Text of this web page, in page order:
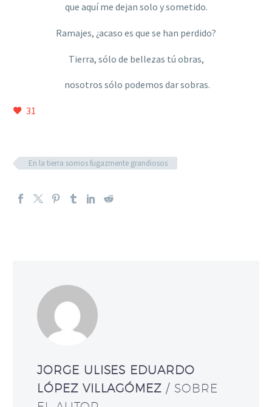
que aquí me dejan solo y sometido.
Ramajes, ¿acaso es que se han perdido?
Tierra, sólo de bellezas tú obras,
nosotros sólo podemos dar sobras.
31
En la tierra somos fugazmente grandiosos
JORGE ULISES EDUARDO
LÓPEZ VILLAGÓMEZ / SOBRE